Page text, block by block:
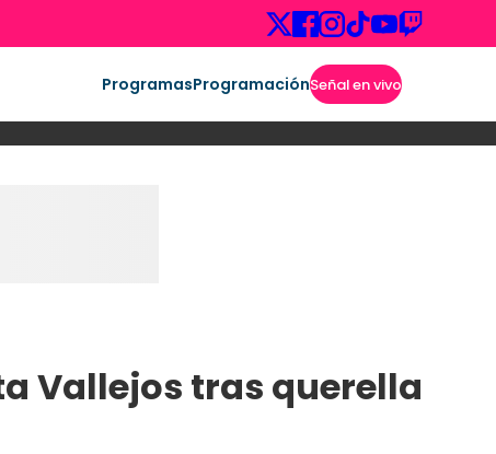
ProgramasProgramaciónSeñal en vivo
Vallejos tras querella